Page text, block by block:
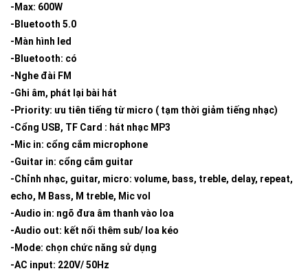
-Max: 600W
-Bluetooth 5.0
-Màn hình led
-Bluetooth: có
-Nghe đài FM
-Ghi âm, phát lại bài hát
-Priority: ưu tiên tiếng từ micro ( tạm thời giảm tiếng nhạc)
-Cổng USB, TF Card : hát nhạc MP3
-Mic in: cổng cắm microphone
-Guitar in: cổng cắm guitar
-Chỉnh nhạc, guitar, micro: volume, bass, treble, delay, repeat,
echo, M Bass, M treble, Mic vol
-Audio in: ngõ đưa âm thanh vào loa
-Audio out: kết nối thêm sub/ loa kéo
-Mode: chọn chức năng sử dụng
-AC input: 220V/ 50Hz